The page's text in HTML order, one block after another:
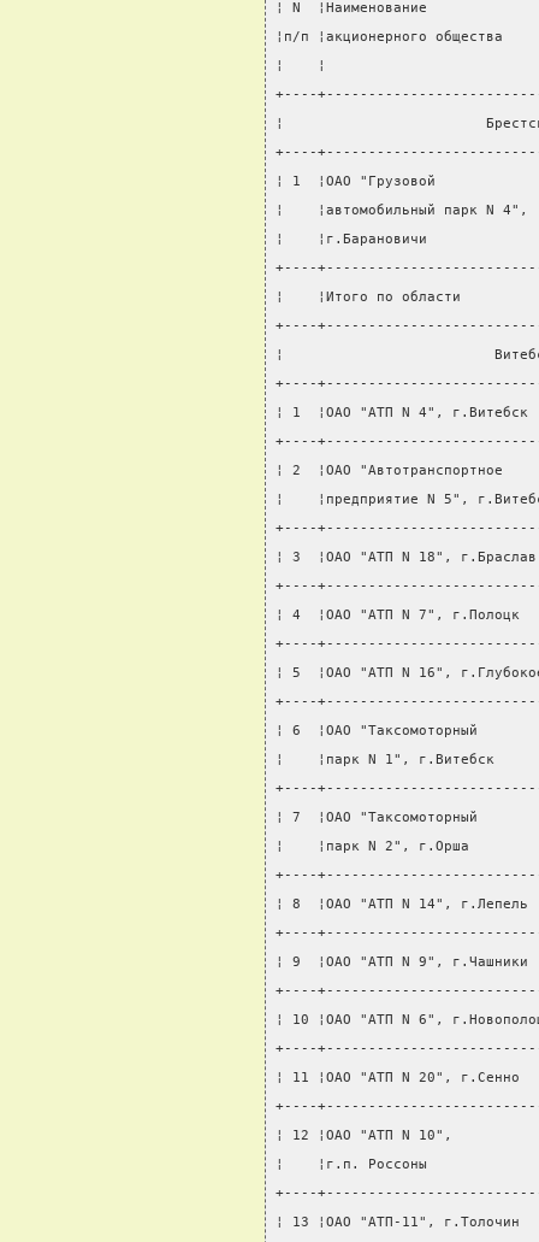
¦ N  ¦Наименование
¦п/п ¦акционерного общества
¦    ¦
+----
¦
+----
¦ 1  ¦ОАО "Грузовой
¦    ¦автомобильный
¦    ¦г.Барановичи
+----
¦    ¦Итого по области
+----
¦
+----
¦ 1  ¦ОАО "АТП N 4",
+----
¦ 2  ¦ОАО
¦    ¦предприятие N 5",
+----
¦ 3  ¦ОАО "АТП N 18",
+----
¦ 4  ¦ОАО "АТП N 7",
+----
¦ 5  ¦ОАО "АТП N 16",
+----
¦ 6  ¦ОАО "Таксомоторный
¦    ¦парк N 1",
+----
¦ 7  ¦ОАО "Таксомоторный
¦    ¦парк N 2", г.Орша
+----
¦ 8  ¦ОАО "АТП N 14",
+----
¦ 9  ¦ОАО "АТП N 9",
+----
¦ 10 ¦ОАО "АТП N 6",
+----
¦ 11 ¦ОАО "АТП N 20",
+----
¦ 12 ¦ОАО "АТП N 10",
¦    ¦г.п. Россоны
+----
¦ 13 ¦ОАО "АТП-11",